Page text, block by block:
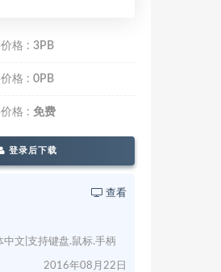
格 : 3PB
格 : 0PB
格 : 免费
登录后下载
查看
中文|支持键盘.鼠标.手柄
2016年08月22日